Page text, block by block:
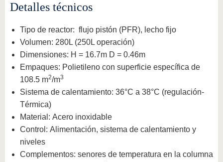
Detalles técnicos
Tipo de reactor: flujo pistón (PFR), lecho fijo
Volumen: 280L (250L operación)
Dimensiones: H = 16.7m D = 0.46m
Empaques: Polietileno con superficie específica de
108.5 m2/m3
Sistema de calentamiento: 36°C a 38°C (regulación-
Térmica)
Material: Acero inoxidable
Control: Alimentación, sistema de calentamiento y
niveles
Complementos: senores de temperatura en la columna